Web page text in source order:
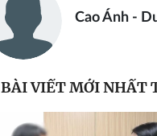
Cao Ánh -
BÀI VIẾT MỚI NHẤT